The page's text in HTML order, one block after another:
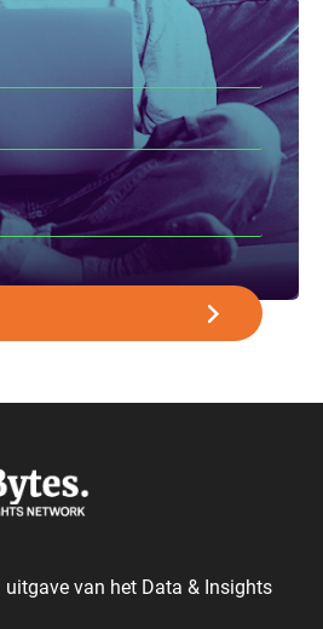
uitgave van het Data & Insights